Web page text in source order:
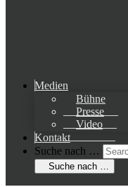
Medien
Bühne
Presse
Video
Kontakt
Suche nach …
Suche nach …